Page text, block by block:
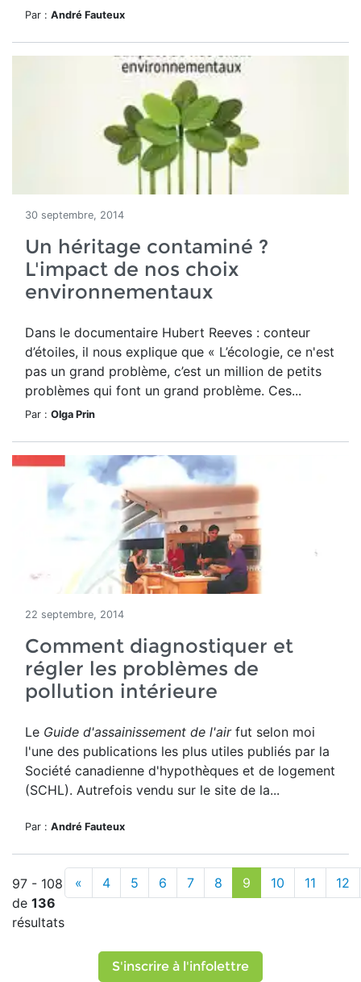
Par : André Fauteux
30 septembre, 2014
Un héritage contaminé ?
L'impact de nos choix
environnementaux
Dans le documentaire Hubert Reeves : conteur
d’étoiles, il nous explique que « L’écologie, ce n'est
pas un grand problème, c’est un million de petits
problèmes qui font un grand problème. Ces...
Par : Olga Prin
22 septembre, 2014
Comment diagnostiquer et
régler les problèmes de
pollution intérieure
Le Guide d'assainissement de l'airfut selon moi
l'une des publications les plus utiles publiés par la
Société canadienne d'hypothèques et de logement
(SCHL). Autrefois vendu sur le site de la...
Par : André Fauteux
97 - 108
de 136
résultats
« 4 5 6 7 8 9 10 11 12
S'inscrire à l'infolettre